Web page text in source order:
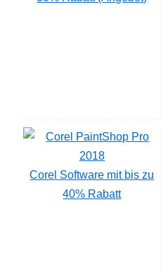
Corel Software mit bis zu
40% Rabatt